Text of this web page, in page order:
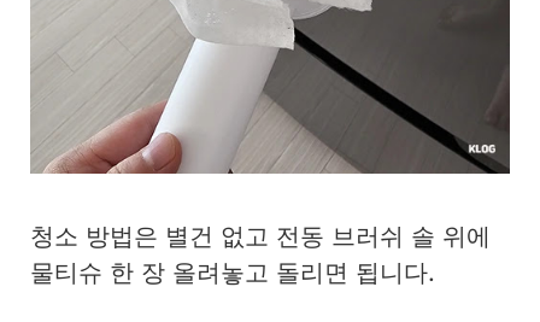
청소 방법은 별건 없고 전동 브러쉬 솔 위에
물티슈 한 장 올려놓고 돌리면 됩니다.